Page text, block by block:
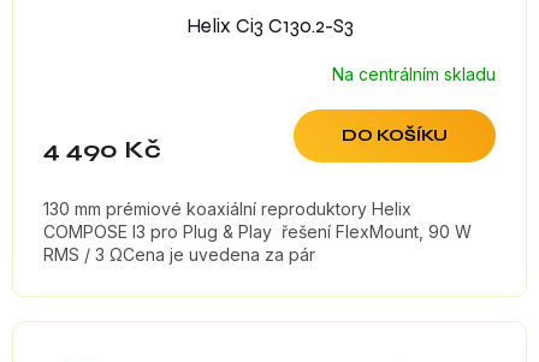
Helix Ci3 C130.2-S3
Na centrálním skladu
4 490 Kč DO KOŠÍKU
130 mm prémiové koaxiální reproduktory Helix
COMPOSE I3 pro Plug & Play řešení FlexMount, 90 W
RMS / 3 ΩCena je uvedena za pár